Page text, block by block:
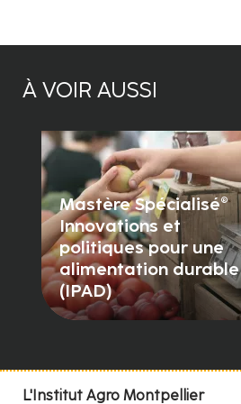
À VOIR AUSSI
Mastère Spécialisé®
Innovations et
politiques pour une
alimentation durable
(IPAD)
L'Institut Agro Montpellier